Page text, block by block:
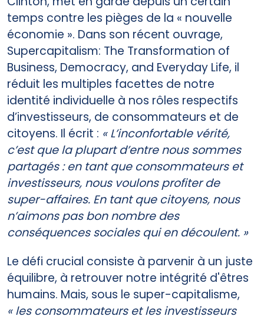
temps contre les pièges de la « nouvelle
économie ». Dans son récent ouvrage,
Supercapitalism: The Transformation of
Business, Democracy, and Everyday Life, il
réduit les multiples facettes de notre
identité individuelle à nos rôles respectifs
d’investisseurs, de consommateurs et de
citoyens. Il écrit : « L’inconfortable vérité,
c’est que la plupart d’entre nous sommes
partagés : en tant que consommateurs et
investisseurs, nous voulons profiter de
super-affaires. En tant que citoyens, nous
n’aimons pas bon nombre des
conséquences sociales qui en découlent. »
Le défi crucial consiste à parvenir à un juste
équilibre, à retrouver notre intégrité d'êtres
humains. Mais, sous le super-capitalisme,
« les consommateurs et les investisseurs